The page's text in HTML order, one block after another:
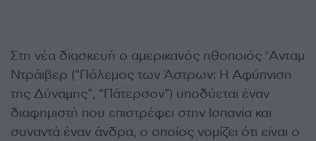
Στη νέα διασκευή ο αμερικανός ηθοποιός ‘Ανταμ
Ντράιβερ (“Πόλεμος των Άστρων: Η Αφύπνιση
της Δύναμης”, “Πάτερσον”) υποδύεται έναν
διαφημιστή που επιστρέφει στην Ισπανία και
συναντά έναν άνδρα, ο οποίος νομίζει ότι είναι ο